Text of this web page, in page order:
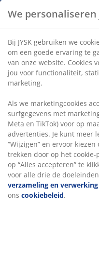
We
Bij JYSK gebruiken we
om een goede ervaring te
van onze website. Cookies
jou voor functionaliteit,
marketing.
Als we marketingcookies
surfgegevens met
Meta en TikTok) voor op
advertenties. Je kunt meer
“Wijzigen” en ervoor
trekken door op het
op “Alles accepteren” te
voor alle drie de
verzameling en
ons cookiebeleid.